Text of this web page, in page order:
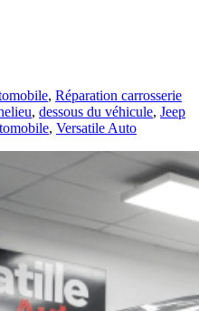
, Réparation carrosserie
, dessous du véhicule, Jeep
, Versatile Auto